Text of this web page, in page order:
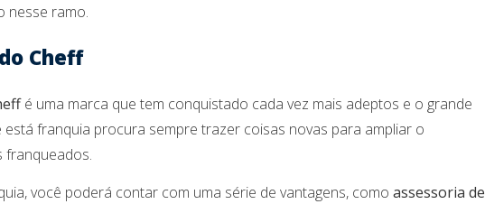
nesse ramo.
Cheff
é uma marca que tem conquistado cada vez mais adeptos e o grande
franquia procura sempre trazer coisas novas para ampliar o
franqueados.
você poderá contar com uma série de vantagens, como assessoria de